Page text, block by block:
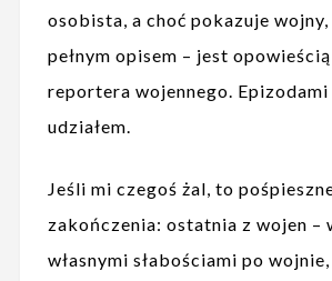
osobista, a choć pokazuje
pełnym opisem – jest
reportera wojennego. Epizodami
udziałem.
Jeśli mi czegoś żal, to
zakończenia: ostatnia z wojen –
własnymi słabościami po